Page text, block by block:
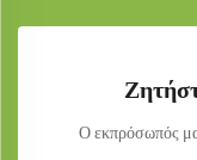
Ο εκπρόσωπός